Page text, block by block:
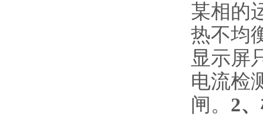
某相的
热不均
显示屏
电流检
闸。 2